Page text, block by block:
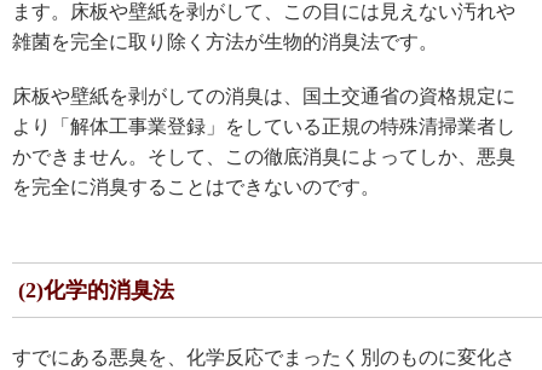
ます。床板や壁紙を剥がして、この目には見えない汚れや
雑菌を完全に取り除く方法が生物的消臭法です。
床板や壁紙を剥がしての消臭は、国土交通省の資格規定に
より「解体工事業登録」をしている正規の特殊清掃業者し
かできません。そして、この徹底消臭によってしか、悪臭
を完全に消臭することはできないのです。
(2)化学的消臭法
すでにある悪臭を、化学反応でまったく別のものに変化さ